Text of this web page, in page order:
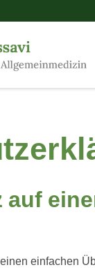
auf
einfachen